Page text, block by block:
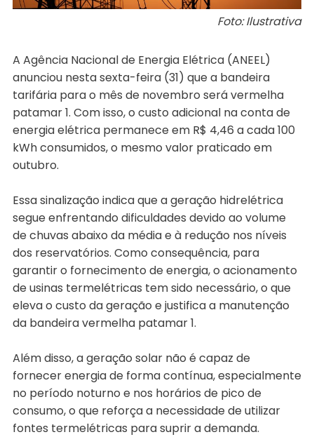
Foto: Ilustrativa
A Agência Nacional de Energia Elétrica (ANEEL)
anunciou nesta sexta-feira (31) que a bandeira
tarifária para o mês de novembro será vermelha
patamar 1. Com isso, o custo adicional na conta de
energia elétrica permanece em R$ 4,46 a cada 100
kWh consumidos, o mesmo valor praticado em
outubro.
Essa sinalização indica que a geração hidrelétrica
segue enfrentando dificuldades devido ao volume
de chuvas abaixo da média e à redução nos níveis
dos reservatórios. Como consequência, para
garantir o fornecimento de energia, o acionamento
de usinas termelétricas tem sido necessário, o que
eleva o custo da geração e justifica a manutenção
da bandeira vermelha patamar 1.
Além disso, a geração solar não é capaz de
fornecer energia de forma contínua, especialmente
no período noturno e nos horários de pico de
consumo, o que reforça a necessidade de utilizar
fontes termelétricas para suprir a demanda.